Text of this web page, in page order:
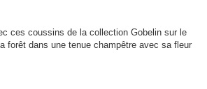
ces coussins de la collection Gobelin sur le
forêt dans une tenue champêtre avec sa fleur